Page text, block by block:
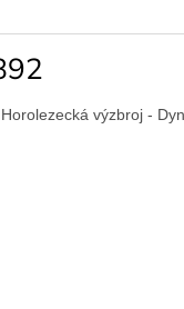
Horolezecká výzbroj -